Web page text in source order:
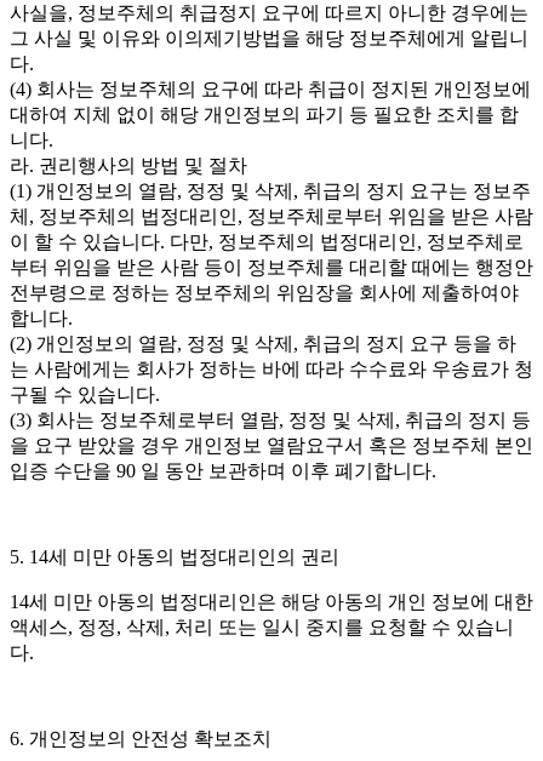
사실을, 정보주체의 취급정지 요구에 따르지 아니한 경우에는
그 사실 및 이유와 이의제기방법을 해당 정보주체에게 알립니
다.
(4) 회사는 정보주체의 요구에 따라 취급이 정지된 개인정보에
대하여 지체 없이 해당 개인정보의 파기 등 필요한 조치를 합
니다.
라. 권리행사의 방법 및 절차
(1) 개인정보의 열람, 정정 및 삭제, 취급의 정지 요구는 정보주
체, 정보주체의 법정대리인, 정보주체로부터 위임을 받은 사람
이 할 수 있습니다. 다만, 정보주체의 법정대리인, 정보주체로
부터 위임을 받은 사람 등이 정보주체를 대리할 때에는 행정안
전부령으로 정하는 정보주체의 위임장을 회사에 제출하여야
합니다.
(2) 개인정보의 열람, 정정 및 삭제, 취급의 정지 요구 등을 하
는 사람에게는 회사가 정하는 바에 따라 수수료와 우송료가 청
구될 수 있습니다.
(3) 회사는 정보주체로부터 열람, 정정 및 삭제, 취급의 정지 등
을 요구 받았을 경우 개인정보 열람요구서 혹은 정보주체 본인
입증 수단을 90 일 동안 보관하며 이후 폐기합니다.
5. 14세 미만 아동의 법정대리인의 권리
14세 미만 아동의 법정대리인은 해당 아동의 개인 정보에 대한
액세스, 정정, 삭제, 처리 또는 일시 중지를 요청할 수 있습니
다.
6. 개인정보의 안전성 확보조치